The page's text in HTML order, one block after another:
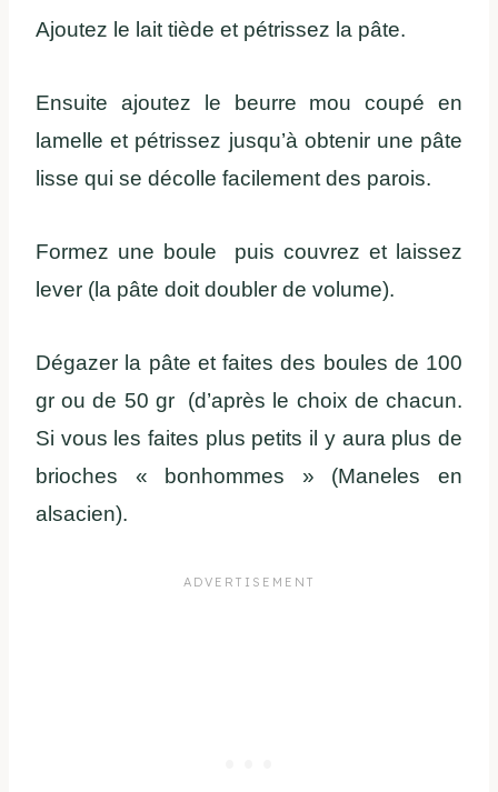
Ajoutez le lait tiède et pétrissez la pâte.
Ensuite ajoutez le beurre mou coupé en
lamelle et pétrissez jusqu’à obtenir une pâte
lisse qui se décolle facilement des parois.
Formez une boule puis couvrez et laissez
lever (la pâte doit doubler de volume).
Dégazer la pâte et faites des boules de 100
gr ou de 50 gr (d’après le choix de chacun.
Si vous les faites plus petits il y aura plus de
brioches « bonhommes » (Maneles en
alsacien).